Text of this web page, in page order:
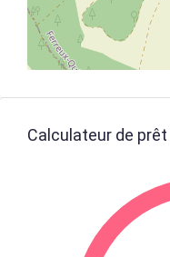
Calculateur de